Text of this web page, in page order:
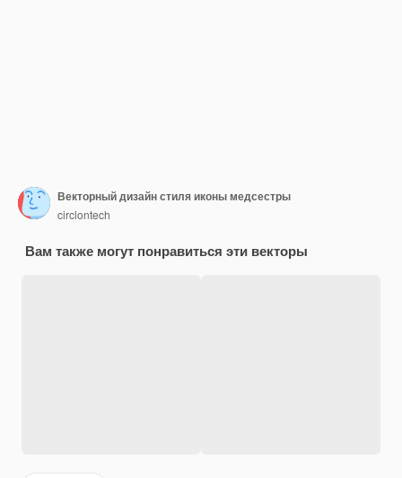
Векторный дизайн стиля иконы медсестры
circlontech
Вам также могут понравиться эти векторы